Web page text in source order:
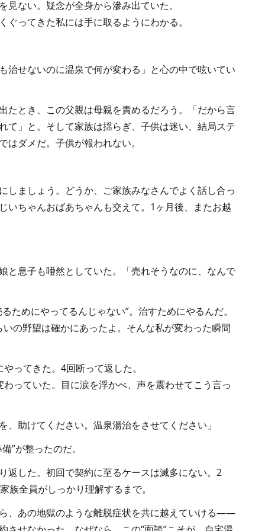
ない。疑念が全身から滲み出ていた。
ってきた私には手に取るようにわかる。
治せないのに温泉で何が変わる」と心の中で呟いてい
たとき、この父親は母親を責めるだろう。「だから言
て」と。そして家族は揺らぎ、子供は迷い、結局ステ
ダメだ。子供が報われない。
ましょう。どうか、ご家族みなさんでよく話し合っ
いちゃんおばあちゃんも交えて。1ヶ月後、またお越
息子も唖然としていた。「売れそうなのに、なんで
ためにやってるんじゃない”。治すためにやるんだ。
の野望は確かにあったよ。そんな私が変わった瞬間
ってきた。4回断って返した。
っていた。目に涙を浮かべ、声を震わせてこう言っ
助けてください。温泉湯治をさせてください」
”が整ったのだ。
返した。初回で契約に至るケースは滅多にない。2
族全員がしっかり理解するまで。
、あの地獄のような離脱症状を共に越えていける――